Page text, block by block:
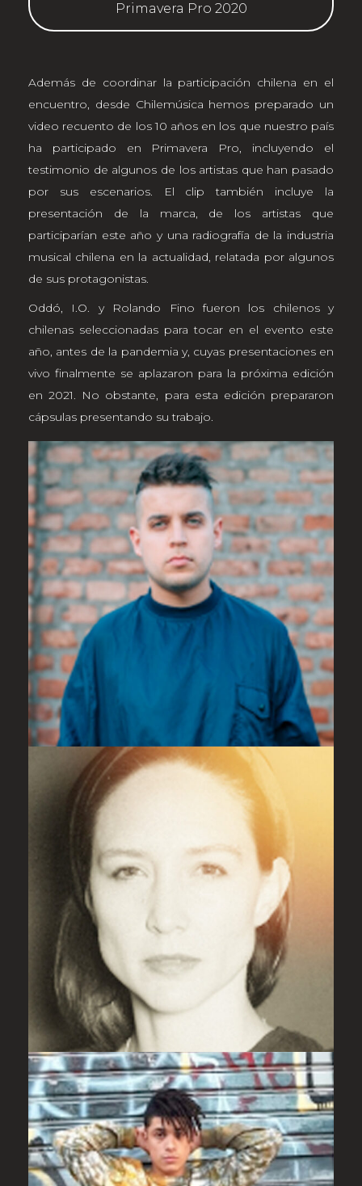
Primavera Pro 2020
Además de coordinar la participación chilena en el
encuentro, desde Chilemúsica hemos preparado un
video recuento de los 10 años en los que nuestro país
ha participado en Primavera Pro, incluyendo el
testimonio de algunos de los artistas que han pasado
por sus escenarios. El clip también incluye la
presentación de la marca, de los artistas que
participarían este año y una radiografía de la industria
musical chilena en la actualidad, relatada por algunos
de sus protagonistas.
Oddó, I.O. y Rolando Fino fueron los chilenos y
chilenas seleccionadas para tocar en el evento este
año, antes de la pandemia y, cuyas presentaciones en
vivo finalmente se aplazaron para la próxima edición
en 2021. No obstante, para esta edición prepararon
cápsulas presentando su trabajo.